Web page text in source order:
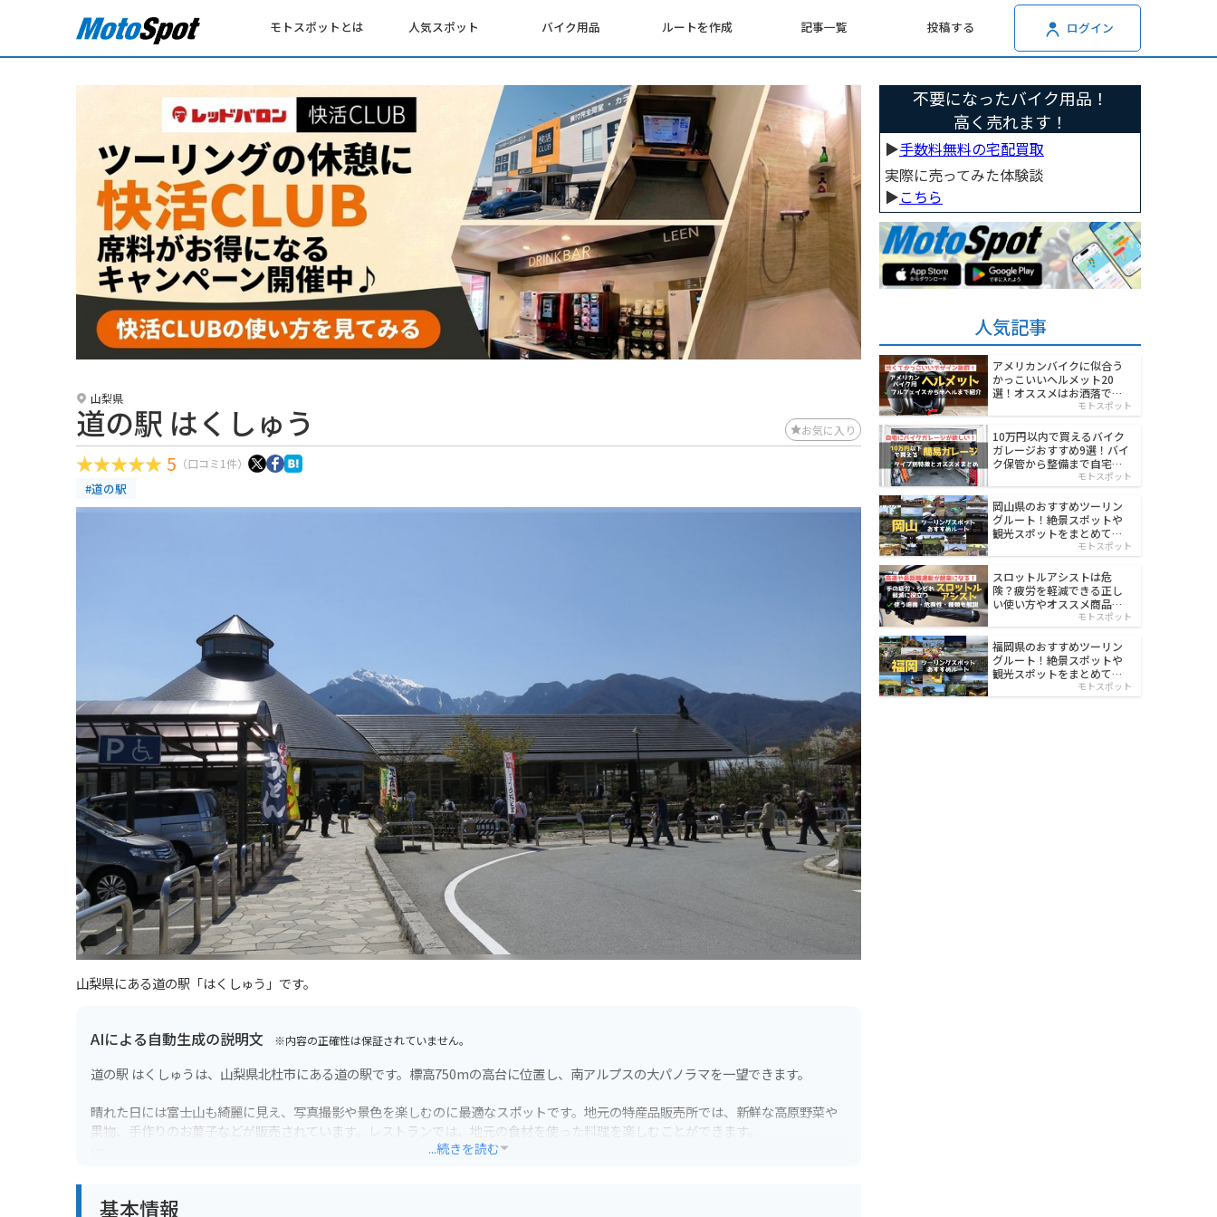
モトスポットとは 人気スポット バイク用品 ルートを作成 記事一覧 投稿する ログイン
山梨県
道の駅 はくしゅう お気に入り
5 （口コミ1件）
#道の駅
山梨県にある道の駅「はくしゅう」です。
AIによる自動生成の説明文 ※内容の正確性は保証されていません。
道の駅 はくしゅうは、山梨県北杜市にある道の駅です。標高750mの高台に位置し、南アルプスの大パノラマを一望できます。
晴れた日には富士山も綺麗に見え、写真撮影や景色を楽しむのに最適なスポットです。地元の特産品販売所では、新鮮な高原野菜や
果物、手作りのお菓子などが販売されています。レストランでは、地元の食材を使った料理を楽しむことができます。
...続きを読む
基本情報
不要になったバイク用品！
高く売れます！
▶︎手数料無料の宅配買取
実際に売ってみた体験談
▶︎こちら
人気記事
アメリカンバイクに似合う
かっこいいヘルメット20
選！オススメはお洒落でワ
モトスポット
10万円以内で買えるバイク
ガレージおすすめ9選！バイ
ク保管から整備まで自宅で
モトスポット
岡山県のおすすめツーリン
グルート！絶景スポットや
観光スポットをまとめて紹
モトスポット
スロットルアシストは危
険？疲労を軽減できる正し
い使い方やオススメ商品を
モトスポット
福岡県のおすすめツーリン
グルート！絶景スポットや
観光スポットをまとめて紹
モトスポット